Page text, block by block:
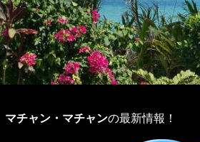
マチャン・マチャンの最新情報！